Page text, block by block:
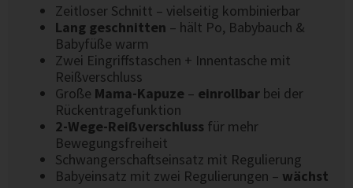
Zeitloser Schnitt – vielseitig kombinierbar
Lang geschnitten – hält Po, Babybauch &
Babyfüße warm
Zwei Eingriffstaschen + Innentasche mit
Reißverschluss
Große Mama-Kapuze – einrollbar bei der
Rückentragefunktion
2-Wege-Reißverschluss für mehr
Bewegungsfreiheit
Schwangerschaftseinsatz mit Regulierung
Babyeinsatz mit zwei Regulierungen – wächst